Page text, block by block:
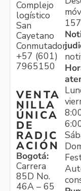
Complejo
logístico
San
Cayetano
Conmutador:
+57 (601)
7965150
VENTA
NILLA
ÚNICA
DE
RADIC
ACIÓN
Bogotá:
Carrera
85D No.
46A – 65
157